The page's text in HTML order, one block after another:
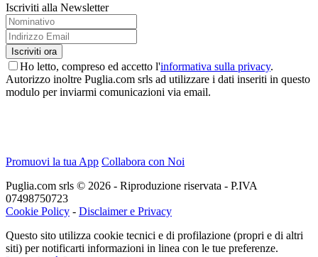
Iscriviti alla Newsletter
Ho letto, compreso ed accetto l'informativa sulla privacy.
Autorizzo inoltre Puglia.com srls ad utilizzare i dati inseriti in questo
modulo per inviarmi comunicazioni via email.
Promuovi la tua App Collabora con Noi
Puglia.com srls © 2026 - Riproduzione riservata - P.IVA
07498750723
Cookie Policy - Disclaimer e Privacy
Questo sito utilizza cookie tecnici e di profilazione (propri e di altri
siti) per notificarti informazioni in linea con le tue preferenze.